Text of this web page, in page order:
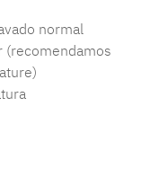
normal
(recomendamos